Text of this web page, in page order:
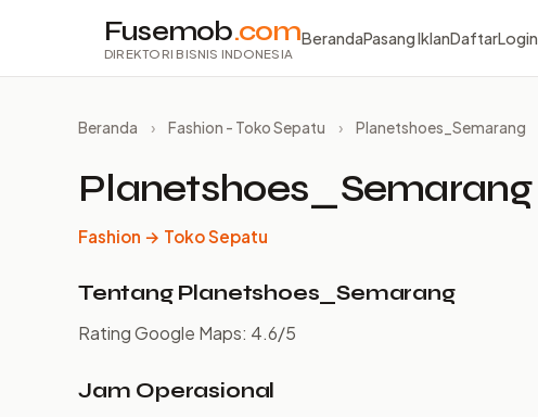
Fusemob.com
DIREKTORI BISNIS INDONESIA
BerandaPasang IklanDaftarLogin
Beranda › Fashion - Toko Sepatu › Planetshoes_Semarang
Planetshoes_Semarang
Fashion → Toko Sepatu
Tentang Planetshoes_Semarang
Rating Google Maps: 4.6/5
Jam Operasional